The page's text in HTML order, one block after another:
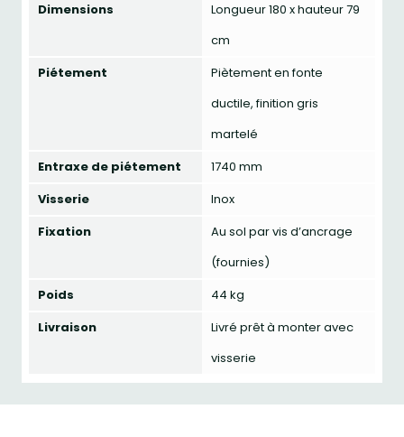
Dimensions
Longueur 180 x hauteur 79
cm
Piétement
Piètement en fonte
ductile, finition gris
martelé
Entraxe de piétement
1740 mm
Visserie
Inox
Fixation
Au sol par vis d’ancrage
(fournies)
Poids
44 kg
Livraison
Livré prêt à monter avec
visserie